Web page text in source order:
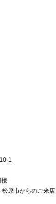
1
接
原市からのご来店